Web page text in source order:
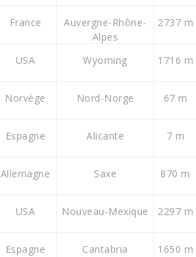
France
Auvergne-Rhône-
Alpes
2737 m
USA Wyoming 1716 m
Norvège Nord-Norge 67 m
Espagne Alicante 7 m
Allemagne Saxe 870 m
USA Nouveau-Mexique 2297 m
Espagne Cantabria 1650 m